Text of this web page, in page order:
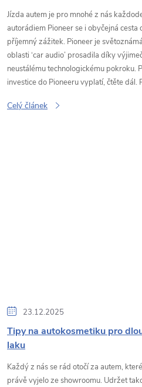
Jízda autem je pro mnohé z nás
autorádiem Pioneer se i obyčejná
příjemný zážitek. Pioneer je
oblasti ‘car audio’ prosadila díky
neustálému technologickému pokroku.
investice do Pioneeru vyplatí, čtěte dál.
Celý článek
23.12.2025
Tipy na autokosmetiku pro
laku
Každý z nás se rád otočí za autem,
právě vyjelo ze showroomu. Udržet